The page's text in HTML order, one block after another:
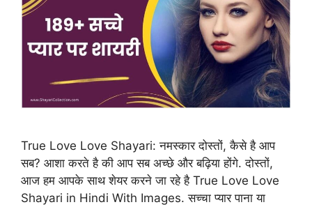
True Love Love Shayari: नमस्कार दोस्तों, कैसे है आप
सब? आशा करते है की आप सब अच्छे और बढ़िया होंगे. दोस्तों,
आज हम आपके साथ शेयर करने जा रहे है True Love Love
Shayari in Hindi With Images. सच्चा प्यार पाना या